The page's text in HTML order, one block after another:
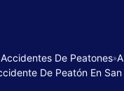
De Peatones»
De Peatón En